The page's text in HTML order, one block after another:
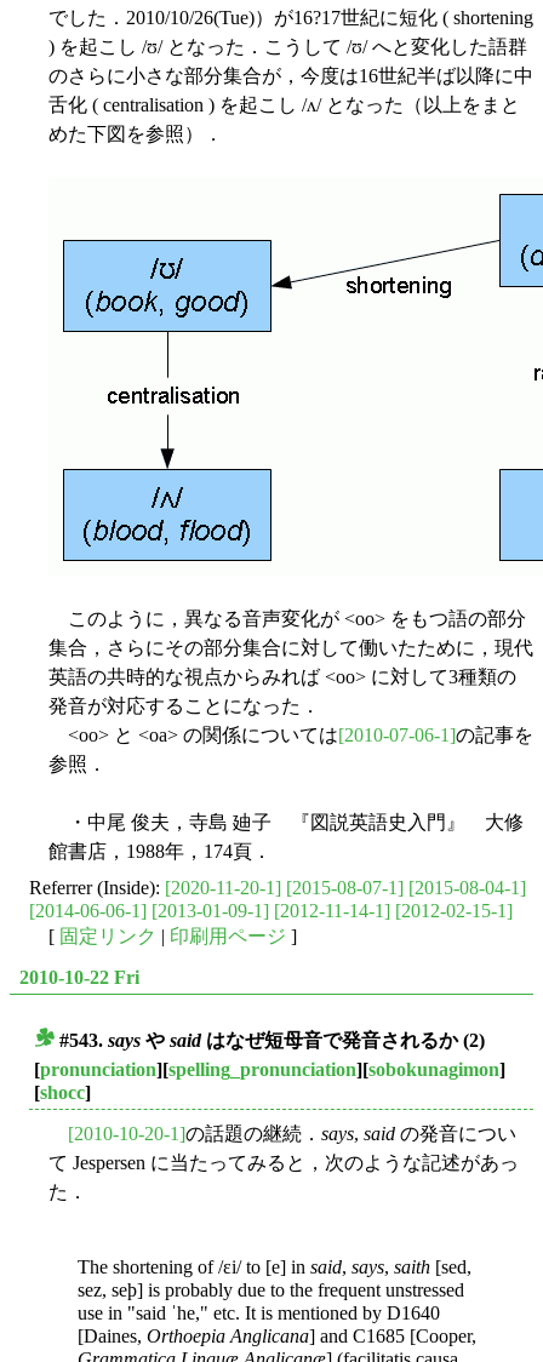
でした．2010/10/26(Tue)）が16?17世紀に短化 ( shortening
) を起こし /ʊ/ となった．こうして /ʊ/ へと変化した語群
のさらに小さな部分集合が，今度は16世紀半ば以降に中
舌化 ( centralisation ) を起こし /ʌ/ となった（以上をまと
めた下図を参照）．
このように，異なる音声変化が <oo> をもつ語の部分
集合，さらにその部分集合に対して働いたために，現代
英語の共時的な視点からみれば <oo> に対して3種類の
発音が対応することになった．
<oo> と <oa> の関係については[2010-07-06-1]の記事を
参照．
・中尾 俊夫，寺島 廸子 『図説英語史入門』 大修
館書店，1988年，174頁．
Referrer (Inside): [2020-11-20-1] [2015-08-07-1] [2015-08-04-1]
[2014-06-06-1] [2013-01-09-1] [2012-11-14-1] [2012-02-15-1]
[ 固定リンク | 印刷用ページ ]
2010-10-22 Fri
#543. says や saidはなぜ短母音で発音されるか (2)
[pronunciation][spelling_pronunciation][sobokunagimon]
[shocc]
[2010-10-20-1]の話題の継続． says, said の発音につい
て Jespersen に当たってみると，次のような記述があっ
た．
The shortening of /ɛi/ to [e] in said, says, saith [sed,
sez, seþ] is probably due to the frequent unstressed
use in "said ˈhe," etc. It is mentioned by D1640
[Daines, Orthoepia Anglicana] and C1685 [Cooper,